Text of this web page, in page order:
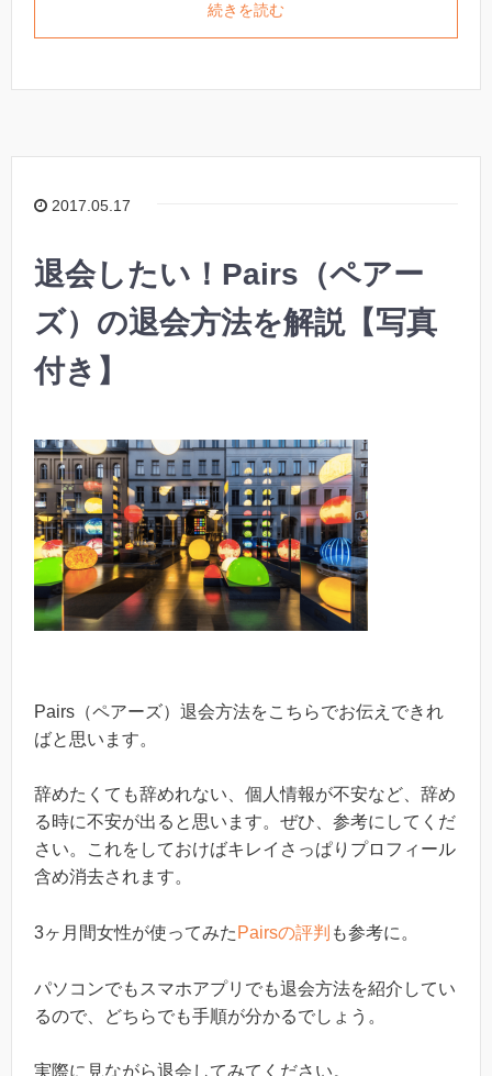
続きを読む
2017.05.17
退会したい！Pairs（ペアー
ズ）の退会方法を解説【写真
付き】
Pairs（ペアーズ）退会方法をこちらでお伝えできれ
ばと思います。
辞めたくても辞めれない、個人情報が不安など、辞め
る時に不安が出ると思います。ぜひ、参考にしてくだ
さい。これをしておけばキレイさっぱりプロフィール
含め消去されます。
3ヶ月間女性が使ってみた Pairsの評判 も参考に。
パソコンでもスマホアプリでも退会方法を紹介してい
るので、どちらでも手順が分かるでしょう。
実際に見ながら退会してみてください。